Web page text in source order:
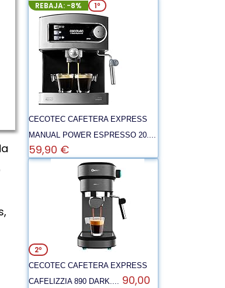
REBAJA: -8% 1º
CECOTEC CAFETERA EXPRESS
MANUAL POWER ESPRESSO 20....
59,90 €
2º
CECOTEC CAFETERA EXPRESS
CAFELIZZIA 890 DARK.... 90,00